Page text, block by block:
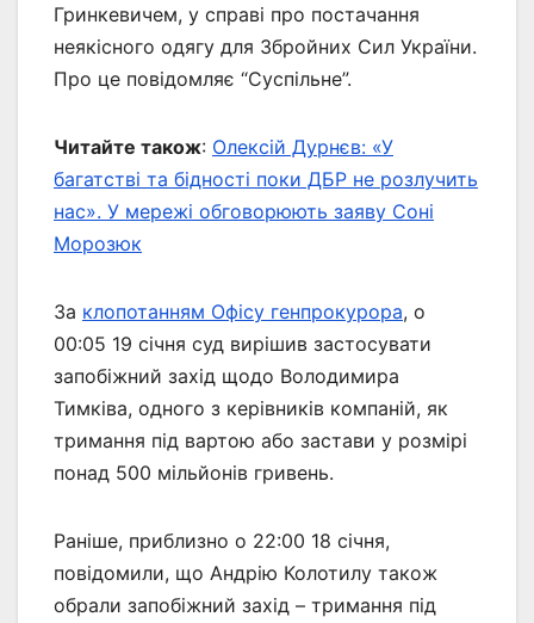
Гринкевичем, у справі про постачання
неякісного одягу для Збройних Сил України.
Про це повідомляє “Суспільне”.
Читайте також: Олексій Дурнєв: «У
багатстві та бідності поки ДБР не розлучить
нас». У мережі обговорюють заяву Соні
Морозюк
За клопотанням Офісу генпрокурора, о
00:05 19 січня суд вирішив застосувати
запобіжний захід щодо Володимира
Тимківа, одного з керівників компаній, як
тримання під вартою або застави у розмірі
понад 500 мільйонів гривень.
Раніше, приблизно о 22:00 18 січня,
повідомили, що Андрію Колотилу також
обрали запобіжний захід – тримання під